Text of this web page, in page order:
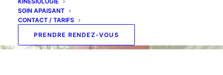
SOIN APAISANT
CONTACT / TARIFS
PRENDRE RENDEZ-VOUS